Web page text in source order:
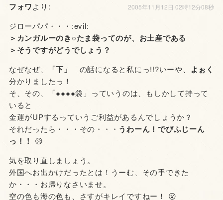
フォワより: 2005年11月12日 02時12分08秒
ジローパパ・・・:evil:
＞カンガルーのき○たま袋ってのが、お土産である
＞そうですがどうでしょう？
なぜなぜ、 「下」 の話になると私にっ!!?いーや、 よぉく
分かりましたっ！
そ、その、「●●●●袋」っていうのは、もしかして持って
いると
金運がUPするっていうご利益があるんでしょうか？
それだったら・・・その・・・ うわーん！でびふじーん
っ！！
😥
気を取り直しましょう。
外国へお出かけだったとは！うーむ、その手できた
か・・・お帰りなさいませ。
空の色も海の色も、さすがキレイですねー！ 😮